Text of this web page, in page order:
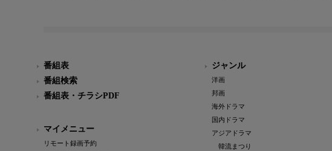
番組表
番組検索
番組表・チラシPDF
マイメニュー
リモート録画予約
ジャンル
洋画
邦画
海外ドラマ
国内ドラマ
アジアドラマ
韓流まつり